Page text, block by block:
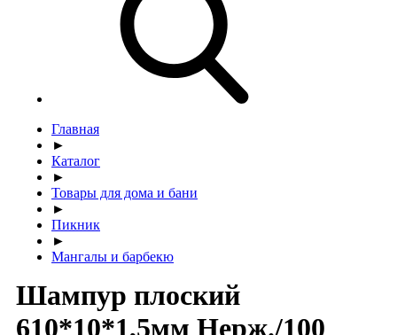
Главная
►
Каталог
►
Товары для дома и бани
►
Пикник
►
Мангалы и барбекю
Шампур плоский
610*10*1,5мм Нерж./100